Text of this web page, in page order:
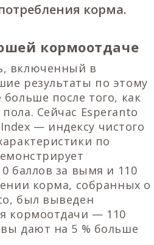
корма.
кормоотдаче
включенный в
результаты по этому
после того, как
Сейчас Esperanto
— индексу чистого
по
баллов за вымя и 110
корма, собранных о
был выведен
кормоотдачи — 110
дают на 5 % больше